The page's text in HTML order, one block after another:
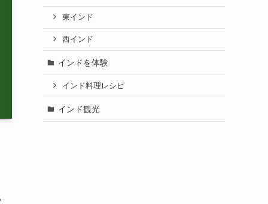
東インド
西インド
インドを体験
インド料理レシピ
インド観光